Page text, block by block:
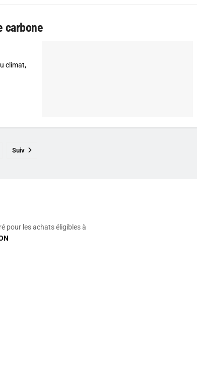
carbone
climat,
Suiv
pour les achats éligibles à